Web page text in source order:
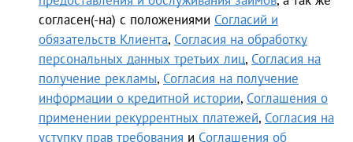
согласен(-на) с положениями Согласий и
обязательств Клиента, Согласия на обработку
персональных данных третьих лиц, Согласия на
получение рекламы, Согласия на получение
информации о кредитной истории, Соглашения о
применении рекуррентных платежей, Согласия на
уступку прав требования и Соглашения об